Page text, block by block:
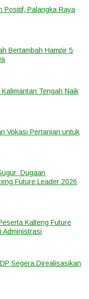
Positif, Palangka Raya
Bertambah Hampir 5
Tengah Naik
Vokasi Pertanian untuk
Dugaan
Future Leader 2026
Kalteng Future
Administrasi
Segera Direalisasikan